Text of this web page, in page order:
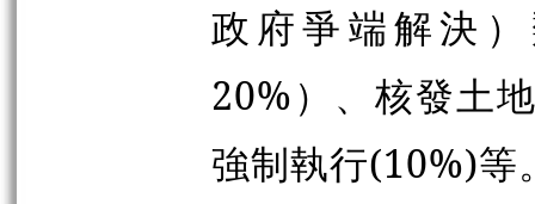
政府爭端解決
20%）、核發土
強制執行(10%)等